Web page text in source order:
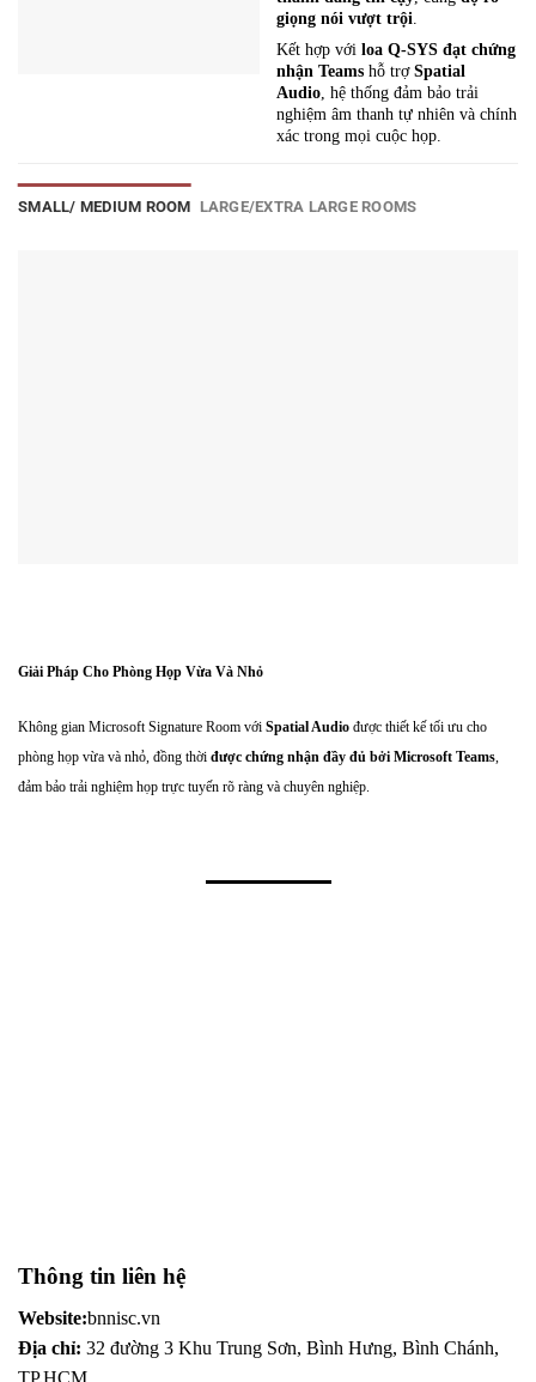
giọng nói vượt trội.
Kết hợp vớiloa Q-SYS đạt chứng
nhận Teams hỗ trợSpatial
Audio , hệ thống đảm bảo trải
nghiệm âm thanh tự nhiên và chính
xác trong mọi cuộc họp.
SMALL/ MEDIUM ROOM LARGE/EXTRA LARGE ROOMS
Giải Pháp Cho Phòng Họp Vừa Và Nhỏ
Không gian Microsoft Signature Room với Spatial Audio được thiết kế tối ưu cho
phòng họp vừa và nhỏ, đồng thời được chứng nhận đầy đủ bởi Microsoft Teams
đảm bảo trải nghiệm họp trực tuyến rõ ràng và chuyên nghiệp.
Thông tin liên hệ
Website:bnnisc.vn
Địa chỉ: 32 đường 3 Khu Trung Sơn, Bình Hưng, Bình Chánh,
TP.HCM